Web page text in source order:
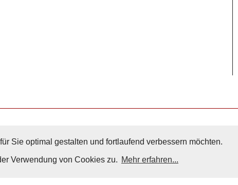
Sie optimal gestalten und fortlaufend verbessern möchten.
Verwendung von Cookies zu. Mehr erfahren...
Nach Oben